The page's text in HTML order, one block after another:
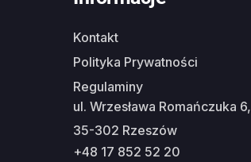
Kontakt
Polityka Prywatności
Regulaminy
ul. Wrzesława Romańczuka 6,
35-302 Rzeszów
+48 17 852 52 20